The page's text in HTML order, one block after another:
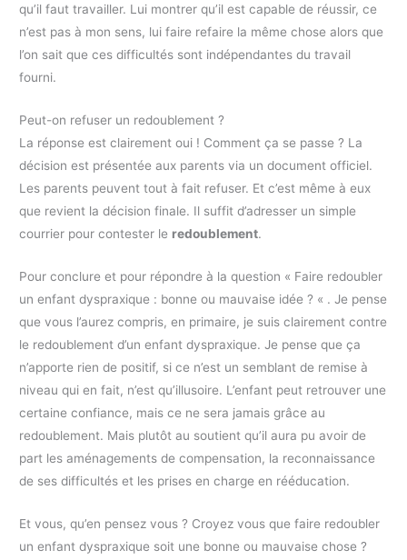
qu’il faut travailler. Lui montrer qu’il est capable de réussir, ce
n’est pas à mon sens, lui faire refaire la même chose alors que
l’on sait que ces difficultés sont indépendantes du travail
fourni.
Peut-on refuser un redoublement ?
La réponse est clairement oui ! Comment ça se passe ? La
décision est présentée aux parents via un document officiel.
Les parents peuvent tout à fait refuser. Et c’est même à eux
que revient la décision finale. Il suffit d’adresser un simple
courrier pour contester le redoublement.
Pour conclure et pour répondre à la question « Faire redoubler
un enfant dyspraxique : bonne ou mauvaise idée ? « . Je pense
que vous l’aurez compris, en primaire, je suis clairement contre
le redoublement d’un enfant dyspraxique. Je pense que ça
n’apporte rien de positif, si ce n’est un semblant de remise à
niveau qui en fait, n’est qu’illusoire. L’enfant peut retrouver une
certaine confiance, mais ce ne sera jamais grâce au
redoublement. Mais plutôt au soutient qu’il aura pu avoir de
part les aménagements de compensation, la reconnaissance
de ses difficultés et les prises en charge en rééducation.
Et vous, qu’en pensez vous ? Croyez vous que faire redoubler
un enfant dyspraxique soit une bonne ou mauvaise chose ?